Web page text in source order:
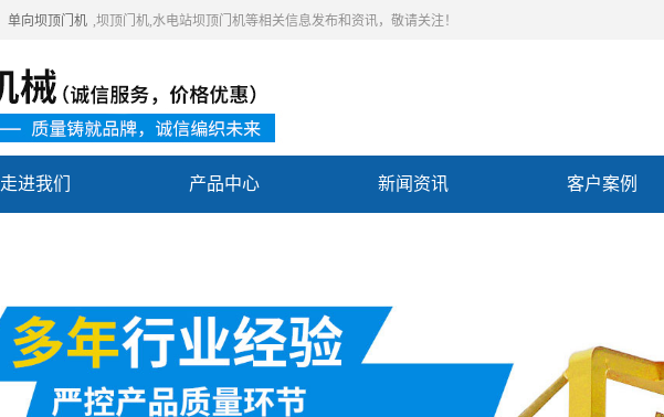
单向坝顶门机 ,坝顶门机,水电站坝顶门机等相关信息发布和资讯，敬请关注！
走进我们 产品中心 新闻资讯 客户案例